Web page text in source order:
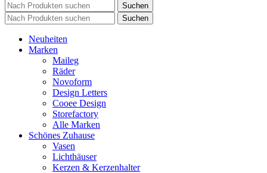
Suchen
Suchen
Neuheiten
Marken
Maileg
Räder
Novoform
Design Letters
Cooee Design
Storefactory
Alle Marken
Schönes Zuhause
Vasen
Lichthäuser
Kerzen & Kerzenhalter